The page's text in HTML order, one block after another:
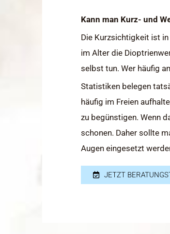
Kann man Kurz- und
Die Kurzsichtigkeit ist
im Alter die
selbst tun. Wer häufig
Statistiken belegen
häufig im Freien
zu begünstigen. Wenn
schonen. Daher sollte
Augen eingesetzt
JETZT